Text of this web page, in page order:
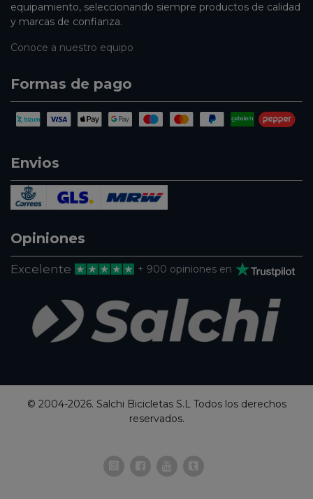
equipamiento, seleccionando siempre productos de calidad
y marcas de confianza.
Conoce a nuestro equipo
Formas de pago
Envios
Opiniones
Excelente + 900 opiniones en
© 2004-2026. Salchi Bicicletas S.L Todos los derechos
reservados.